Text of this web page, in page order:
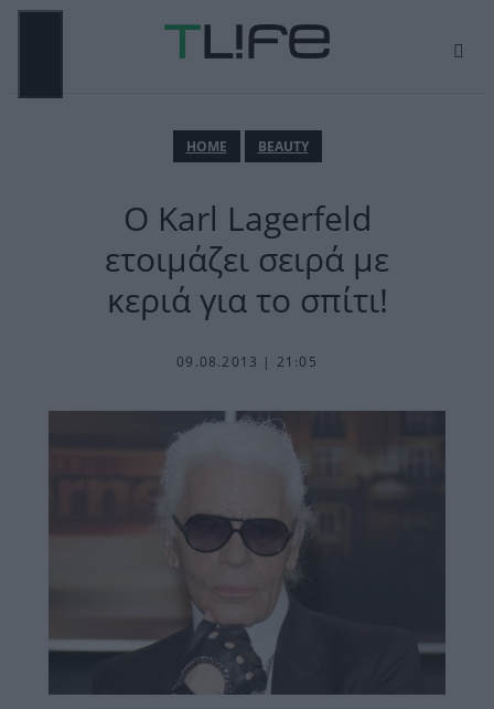
Μετάβαση
ΗΟΜΕ BEAUTY
Ο Karl Lagerfeld
ετοιμάζει σειρά με
κεριά για το σπίτι!
09.08.2013 | 21:05